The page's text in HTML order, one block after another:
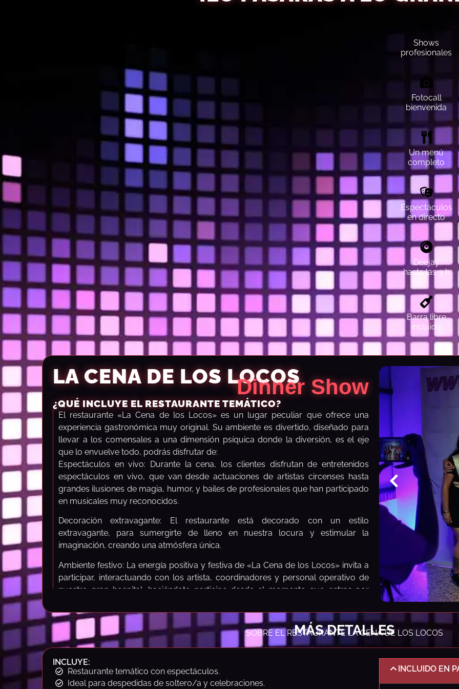
Shows
profesionales
Fotocall
bienvenida
Un menú
completo
Espectáculos
en directo
Deejay
hasta las 3 h
Barra libre
incluida
LA CENA DE LOS LOCOSDinner Show
¿QUÉ INCLUYE EL RESTAURANTE TEMÁTICO?
El restaurante «La Cena de los Locos» es un lugar peculiar que ofrece una
experiencia gastronómica muy original. Su ambiente es divertido, diseñado para
llevar a los comensales a una dimensión psíquica donde la diversión, es el eje
que lo envuelve todo, podrás disfrutar de:
Espectáculos en vivo: Durante la cena, los clientes disfrutan de entretenidos
espectáculos en vivo, que van desde actuaciones de artistas circenses hasta
grandes ilusiones de magia, humor, y bailes de profesionales que han participado
en musicales muy reconocidos.
Decoración extravagante: El restaurante está decorado con un estilo
extravagante, para sumergirte de lleno en nuestra locura y estimular la
imaginación, creando una atmósfera única.
Ambiente festivo: La energía positiva y festiva de «La Cena de los Locos» invita a
participar, interactuando con los artista, coordinadores y personal operativo de
nuestro gran hospital, haciéndote participe desde el momento que entras por
Atención al detalle: Cada aspecto de la experiencia en «La Cena de los Locos»
está cuidadosamente diseñado para sorprender y mostrar a nuestros clientes
que ellos son lo más importante, desde la presentación de los personajes, así
como la música ambiental.
Interacción con los clientes: Los artistas y el personal del restaurante fomentan la
MÁS DETALLES
SOBRE EL RESTAURANTE LA CENA DE LOS LOCOS
INCLUYE:
Restaurante temático con espectáculos.
Ideal para despedidas de soltero/a y celebraciones.
INCLUIDO EN